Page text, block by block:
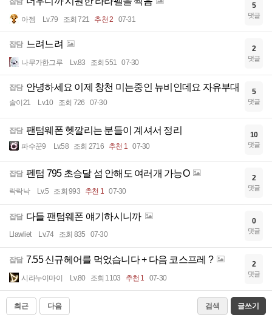
아젬 Lv.79 조회 721 추천 2 07-31
5
댓글
잡담 느려느려
나무가한그루 Lv.83 조회 551 07-30
2
댓글
잡담 안녕하세요 이제 창천 미는중인 뉴비인데요 자유부대
솔이21 Lv.10 조회 726 07-30
5
댓글
잡담 팬텀웨폰 헷깔리는 분들이 계셔서 정리
파수꾼9 Lv.58 조회 2716 추천 1 07-30
10
댓글
잡담 펜텀 795 초승달 섬 안해도 여러개 가능O
락락낙 Lv.5 조회 993 추천 1 07-30
2
댓글
잡담 다들 팬텀웨폰 얘기하시니까
Llawliet Lv.74 조회 835 07-30
0
댓글
잡담 7.55 신규헤어를 먹었습니다 + 다음 코스프레 ?
시라누이마이 Lv.80 조회 1103 추천 1 07-30
2
댓글
최근 다음 검색 글쓰기